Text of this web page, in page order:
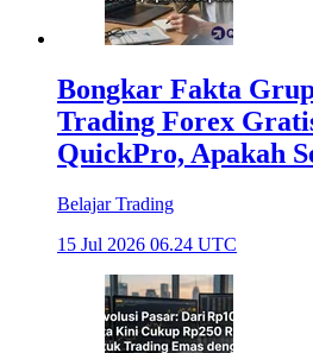
Bongkar Fakta
Trading Forex
QuickPro, Apakah
Belajar Trading
15 Jul 2026 06.24 UTC